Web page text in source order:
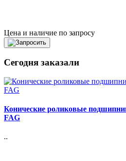
Цена и наличие по запросу
Сегодня заказали
Конические роликовые
FAG
..